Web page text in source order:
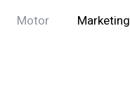
Motor Marketing